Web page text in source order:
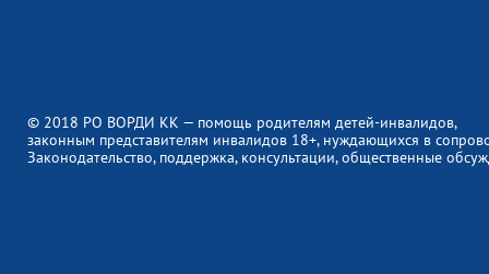
© 2018 РО ВОРДИ КК — помощь родителям детей-инвалидов,
законным представителям инвалидов 18+, нуждающихся в
Законодательство, поддержка, консультации, общественные